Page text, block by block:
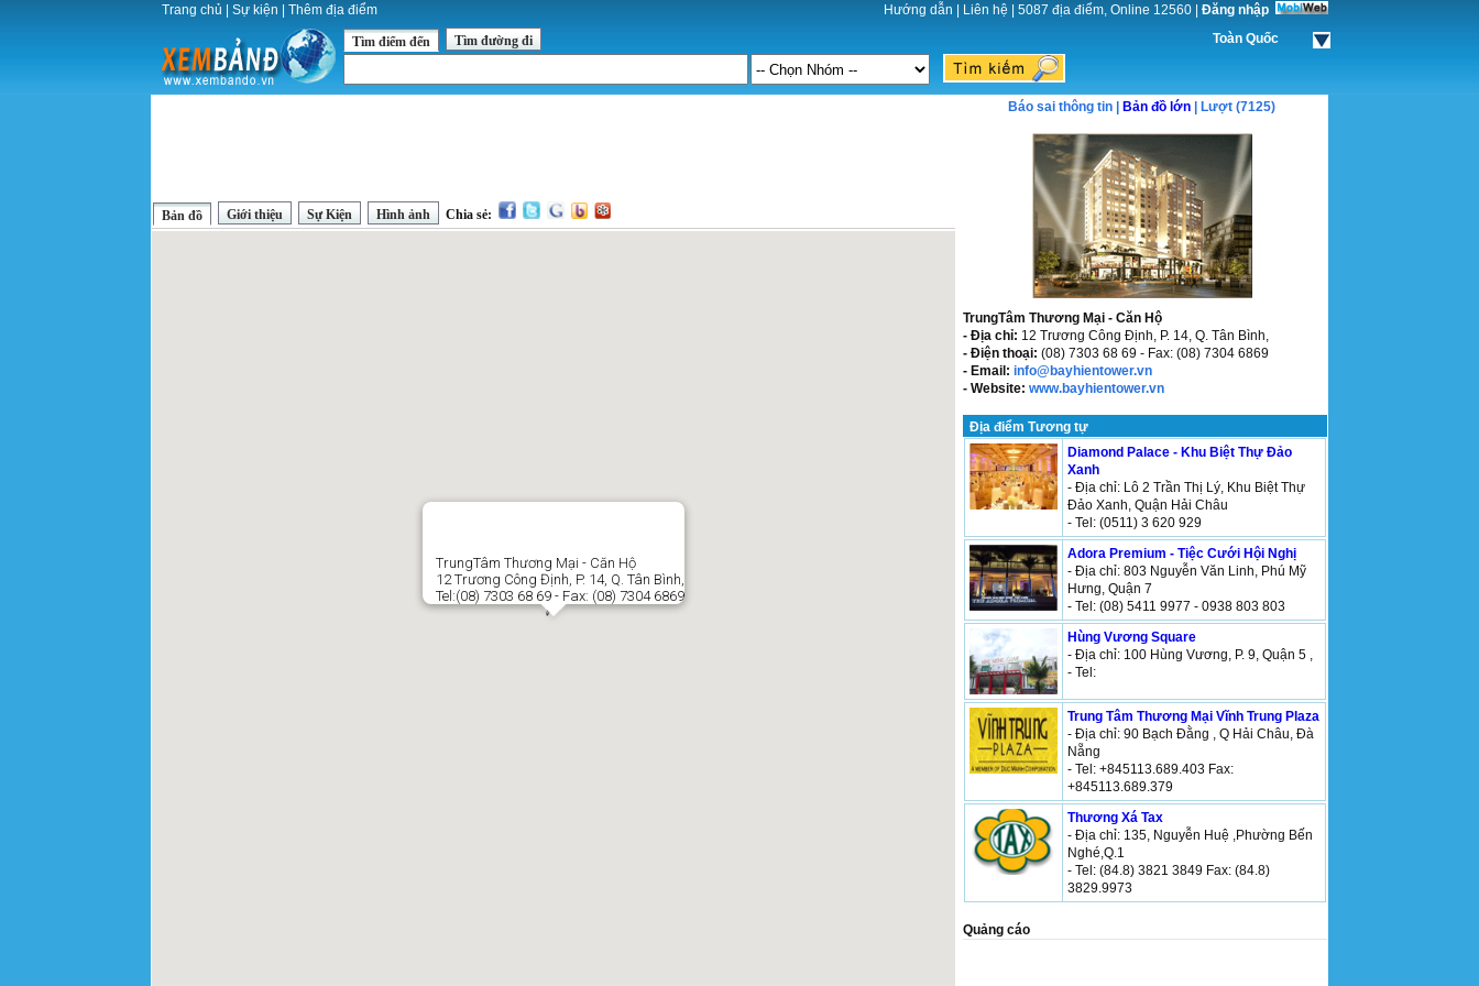
Trang chủ Sự kiện Thêm địa điểm Hướng dẫn Liên hệ 5087 địa điểm, Online 12560
Đăng nhập
Toàn Quốc
Tìm điểm đến Tìm đường đi
Bản đồ Giới thiệu Sự Kiện Hình ảnh Chia sẻ:
TrungTâm Thương Mại - Căn Hộ
12 Trương Công Định, P. 14, Q. Tân Bình,
Tel:(08) 7303 68 69 - Fax: (08) 7304 6869
Báo sai thông tin | Bản đồ lớn | Lượt (7125)
TrungTâm Thương Mại - Căn Hộ
- Địa chỉ: 12 Trương Công Định, P. 14, Q. Tân Bình,
- Điện thoại: (08) 7303 68 69 - Fax: (08) 7304 6869
- Email: info@bayhientower.vn
- Website: www.bayhientower.vn
Địa điểm Tương tự
Diamond Palace - Khu Biệt Thự Đảo
Xanh
- Địa chỉ: Lô 2 Trần Thị Lý, Khu Biệt Thự
Đảo Xanh, Quận Hải Châu
- Tel: (0511) 3 620 929
Adora Premium - Tiệc Cưới Hội Nghị
- Địa chỉ: 803 Nguyễn Văn Linh, Phú Mỹ
Hưng, Quận 7
- Tel: (08) 5411 9977 - 0938 803 803
Hùng Vương Square
- Địa chỉ: 100 Hùng Vương, P. 9, Quận 5 ,
- Tel:
Trung Tâm Thương Mại Vĩnh Trung Plaza
- Địa chỉ: 90 Bạch Đằng , Q Hải Châu, Đà
Nẵng
- Tel: +845113.689.403 Fax:
+845113.689.379
Thương Xá Tax
- Địa chỉ: 135, Nguyễn Huệ ,Phường Bến
Nghé,Q.1
- Tel: (84.8) 3821 3849 Fax: (84.8)
3829.9973
Quảng cáo